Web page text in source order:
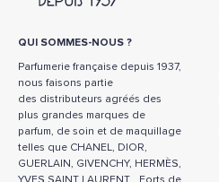
QUI SOMMES-NOUS ?
Parfumerie française depuis 1937,
nous faisons partie
des distributeurs agréés des
plus grandes marques de
parfum, de soin et de maquillage
telles que CHANEL, DIOR,
GUERLAIN, GIVENCHY, HERMÈS,